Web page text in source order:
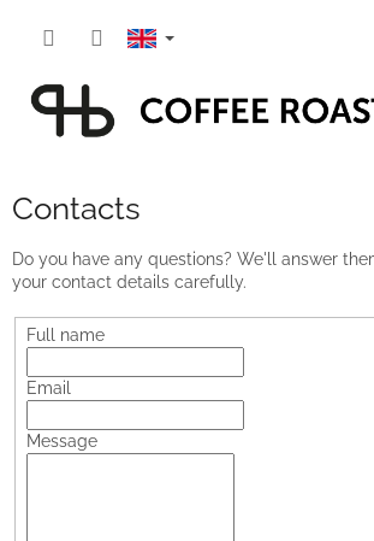
Contacts
Do you have any questions? We'll answer
your contact details carefully.
Full name
Email
Message